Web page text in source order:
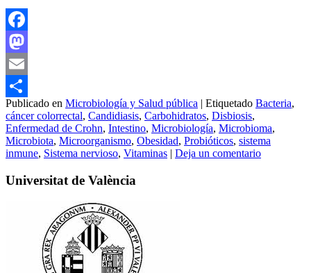
Facebook
Mastodon
Email
Compartir
Publicado en Microbiología y Salud pública | Etiquetado Bacteria,
cáncer colorrectal, Candidiasis, Carbohidratos, Disbiosis,
Enfermedad de Crohn, Intestino, Microbiología, Microbioma,
Microbiota, Microorganismo, Obesidad, Probióticos, sistema
inmune, Sistema nervioso, Vitaminas | Deja un comentario
Universitat de València